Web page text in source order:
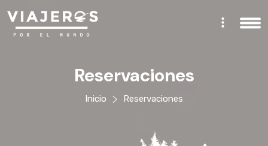
Reservaciones
Inicio Reservaciones